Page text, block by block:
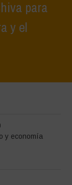
para
y el
y economía